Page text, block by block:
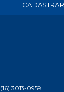
CADASTRAR
(16) 3013-0959